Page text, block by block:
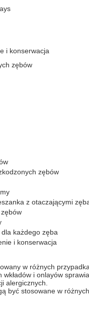
i konserwacja
zębów
zębów
z otaczającymi
każdego zęba
i konserwacja
w różnych
i onlayów
alergicznych.
być stosowane w